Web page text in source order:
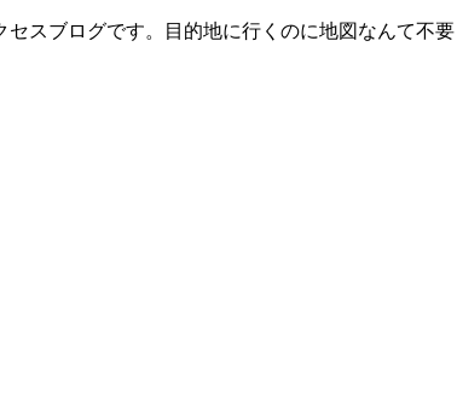
スブログです。目的地に行くのに地図なんて不